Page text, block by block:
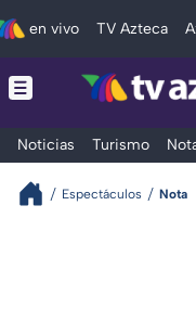
en vivo TV Azteca
Noticias Turismo
Espectáculos Nota